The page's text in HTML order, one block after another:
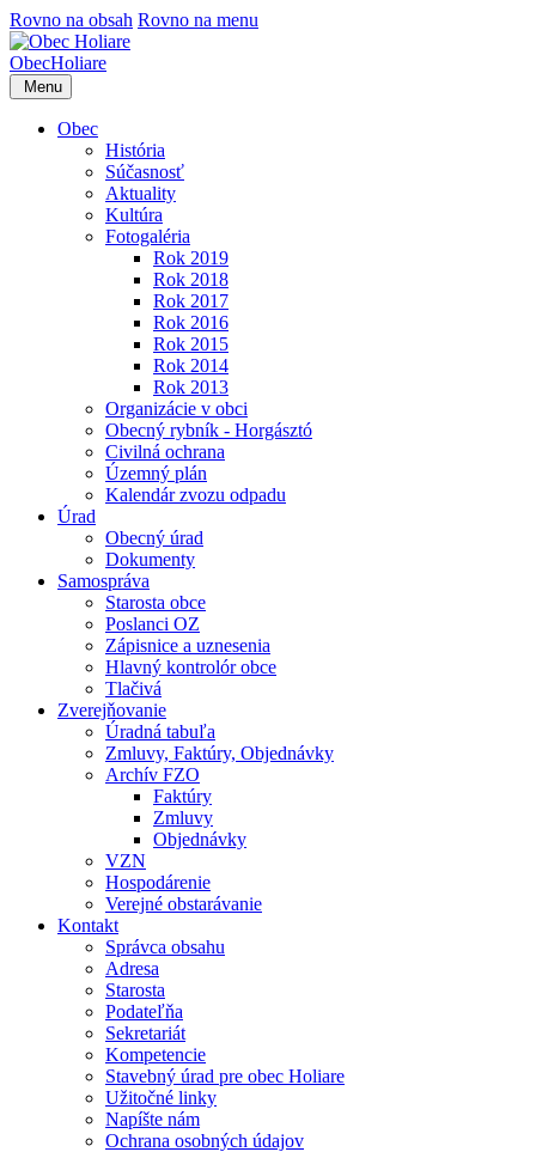
Rovno na obsah Rovno na menu
ObecHoliare
Menu
Obec
História
Súčasnosť
Aktuality
Kultúra
Fotogaléria
Rok 2019
Rok 2018
Rok 2017
Rok 2016
Rok 2015
Rok 2014
Rok 2013
Organizácie v obci
Obecný rybník - Horgásztó
Civilná ochrana
Územný plán
Kalendár zvozu odpadu
Úrad
Obecný úrad
Dokumenty
Samospráva
Starosta obce
Poslanci OZ
Zápisnice a uznesenia
Hlavný kontrolór obce
Tlačivá
Zverejňovanie
Úradná tabuľa
Zmluvy, Faktúry, Objednávky
Archív FZO
Faktúry
Zmluvy
Objednávky
VZN
Hospodárenie
Verejné obstarávanie
Kontakt
Správca obsahu
Adresa
Starosta
Podateľňa
Sekretariát
Kompetencie
Stavebný úrad pre obec Holiare
Užitočné linky
Napíšte nám
Ochrana osobných údajov